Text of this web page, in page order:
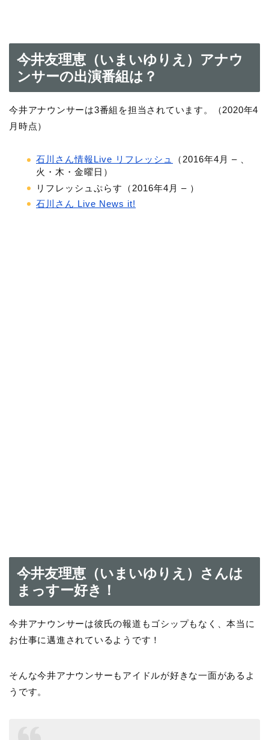
今井友理恵（いまいゆりえ）アナウ
ンサーの出演番組は？
今井アナウンサーは3番組を担当されています。（2020年4
月時点）
石川さん情報Live リフレッシュ
（2016年4月 – 、
火・木・金曜日）
リフレッシュぷらす（2016年4月 – ）
石川さん Live News it!
今井友理恵（いまいゆりえ）さんは
まっすー好き！
今井アナウンサーは彼氏の報道もゴシップもなく、本当に
お仕事に邁進されているようです！
そんな今井アナウンサーもアイドルが好きな一面があるよ
うです。